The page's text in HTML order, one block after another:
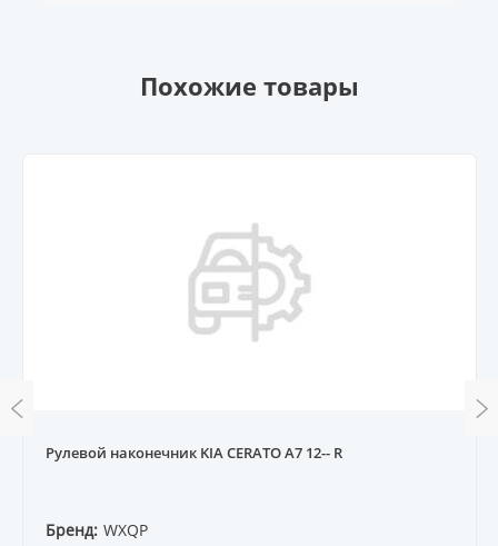
Похожие товары
Рулевой наконечник KIA CERATO A7 12-- R
Бренд: WXQP